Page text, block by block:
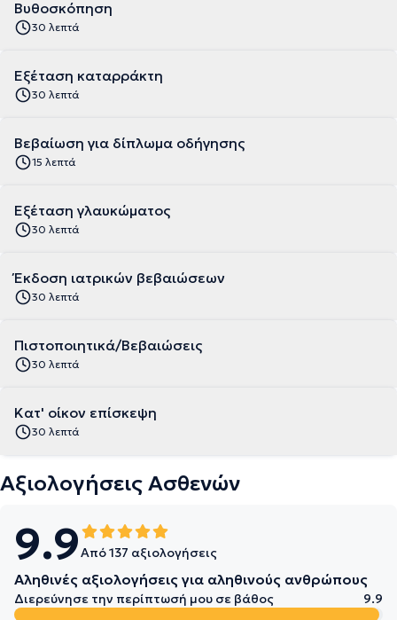
Βυθοσκόπηση
30 λεπτά
Εξέταση καταρράκτη
30 λεπτά
Βεβαίωση για δίπλωμα οδήγησης
15 λεπτά
Εξέταση γλαυκώματος
30 λεπτά
Έκδοση ιατρικών βεβαιώσεων
30 λεπτά
Πιστοποιητικά/Βεβαιώσεις
30 λεπτά
Κατ' οίκον επίσκεψη
30 λεπτά
Αξιολογήσεις Ασθενών
9.9Από 137 αξιολογήσεις
Αληθινές αξιολογήσεις για αληθινούς ανθρώπους
Διερεύνησε την περίπτωσή μου σε βάθος
9.9